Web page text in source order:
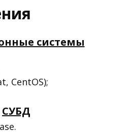
системы
CentOS);
СУБД